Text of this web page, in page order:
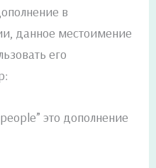
в
данное местоимение
его
это дополнение